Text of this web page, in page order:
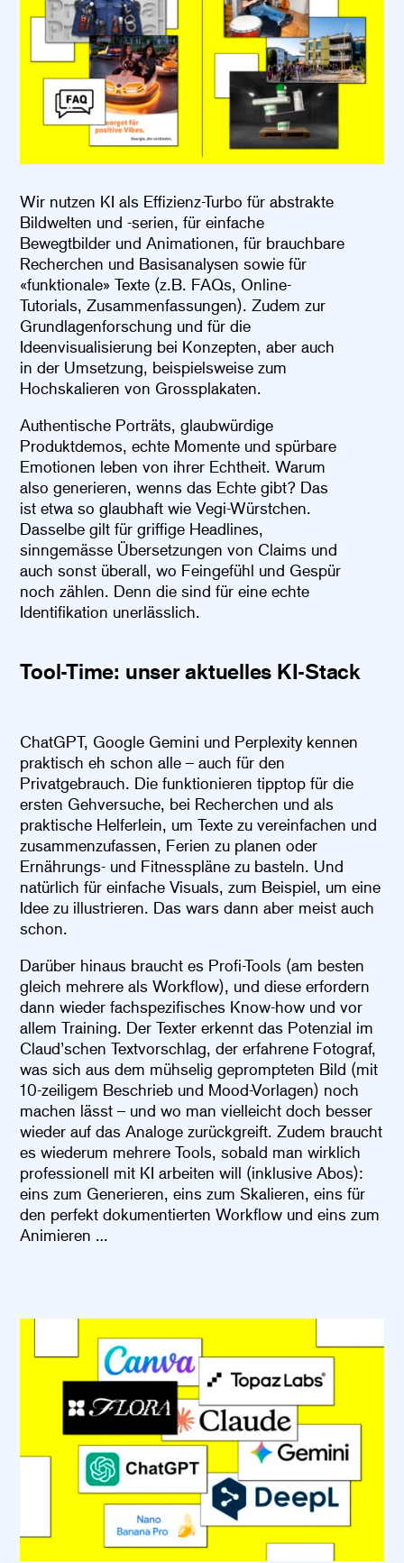
Wir nutzen KI als Effizienz-Turbo für abstrakte
Bildwelten und -serien, für einfache
Bewegtbilder und Animationen, für brauchbare
Recherchen und Basisanalysen sowie für
«funktionale» Texte (z.B. FAQs, Online-
Tutorials, Zusammenfassungen). Zudem zur
Grundlagenforschung und für die
Ideenvisualisierung bei Konzepten, aber auch
in der Umsetzung, beispielsweise zum
Hochskalieren von Grossplakaten.
Authentische Porträts, glaubwürdige
Produktdemos, echte Momente und spürbare
Emotionen leben von ihrer Echtheit. Warum
also generieren, wenns das Echte gibt? Das
ist etwa so glaubhaft wie Vegi-Würstchen.
Dasselbe gilt für griffige Headlines,
sinngemässe Übersetzungen von Claims und
auch sonst überall, wo Feingefühl und Gespür
noch zählen. Denn die sind für eine echte
Identifikation unerlässlich.
Tool-Time: unser aktuelles KI-Stack
ChatGPT, Google Gemini und Perplexity kennen
praktisch eh schon alle – auch für den
Privatgebrauch. Die funktionieren tipptop für die
ersten Gehversuche, bei Recherchen und als
praktische Helferlein, um Texte zu vereinfachen und
zusammenzufassen, Ferien zu planen oder
Ernährungs- und Fitnesspläne zu basteln. Und
natürlich für einfache Visuals, zum Beispiel, um eine
Idee zu illustrieren. Das wars dann aber meist auch
schon.
Darüber hinaus braucht es Profi-Tools (am besten
gleich mehrere als Workflow), und diese erfordern
dann wieder fachspezifisches Know-how und vor
allem Training. Der Texter erkennt das Potenzial im
Claud’schen Textvorschlag, der erfahrene Fotograf,
was sich aus dem mühselig geprompteten Bild (mit
10-zeiligem Beschrieb und Mood-Vorlagen) noch
machen lässt – und wo man vielleicht doch besser
wieder auf das Analoge zurückgreift. Zudem braucht
es wiederum mehrere Tools, sobald man wirklich
professionell mit KI arbeiten will (inklusive Abos):
eins zum Generieren, eins zum Skalieren, eins für
den perfekt dokumentierten Workflow und eins zum
Animieren …